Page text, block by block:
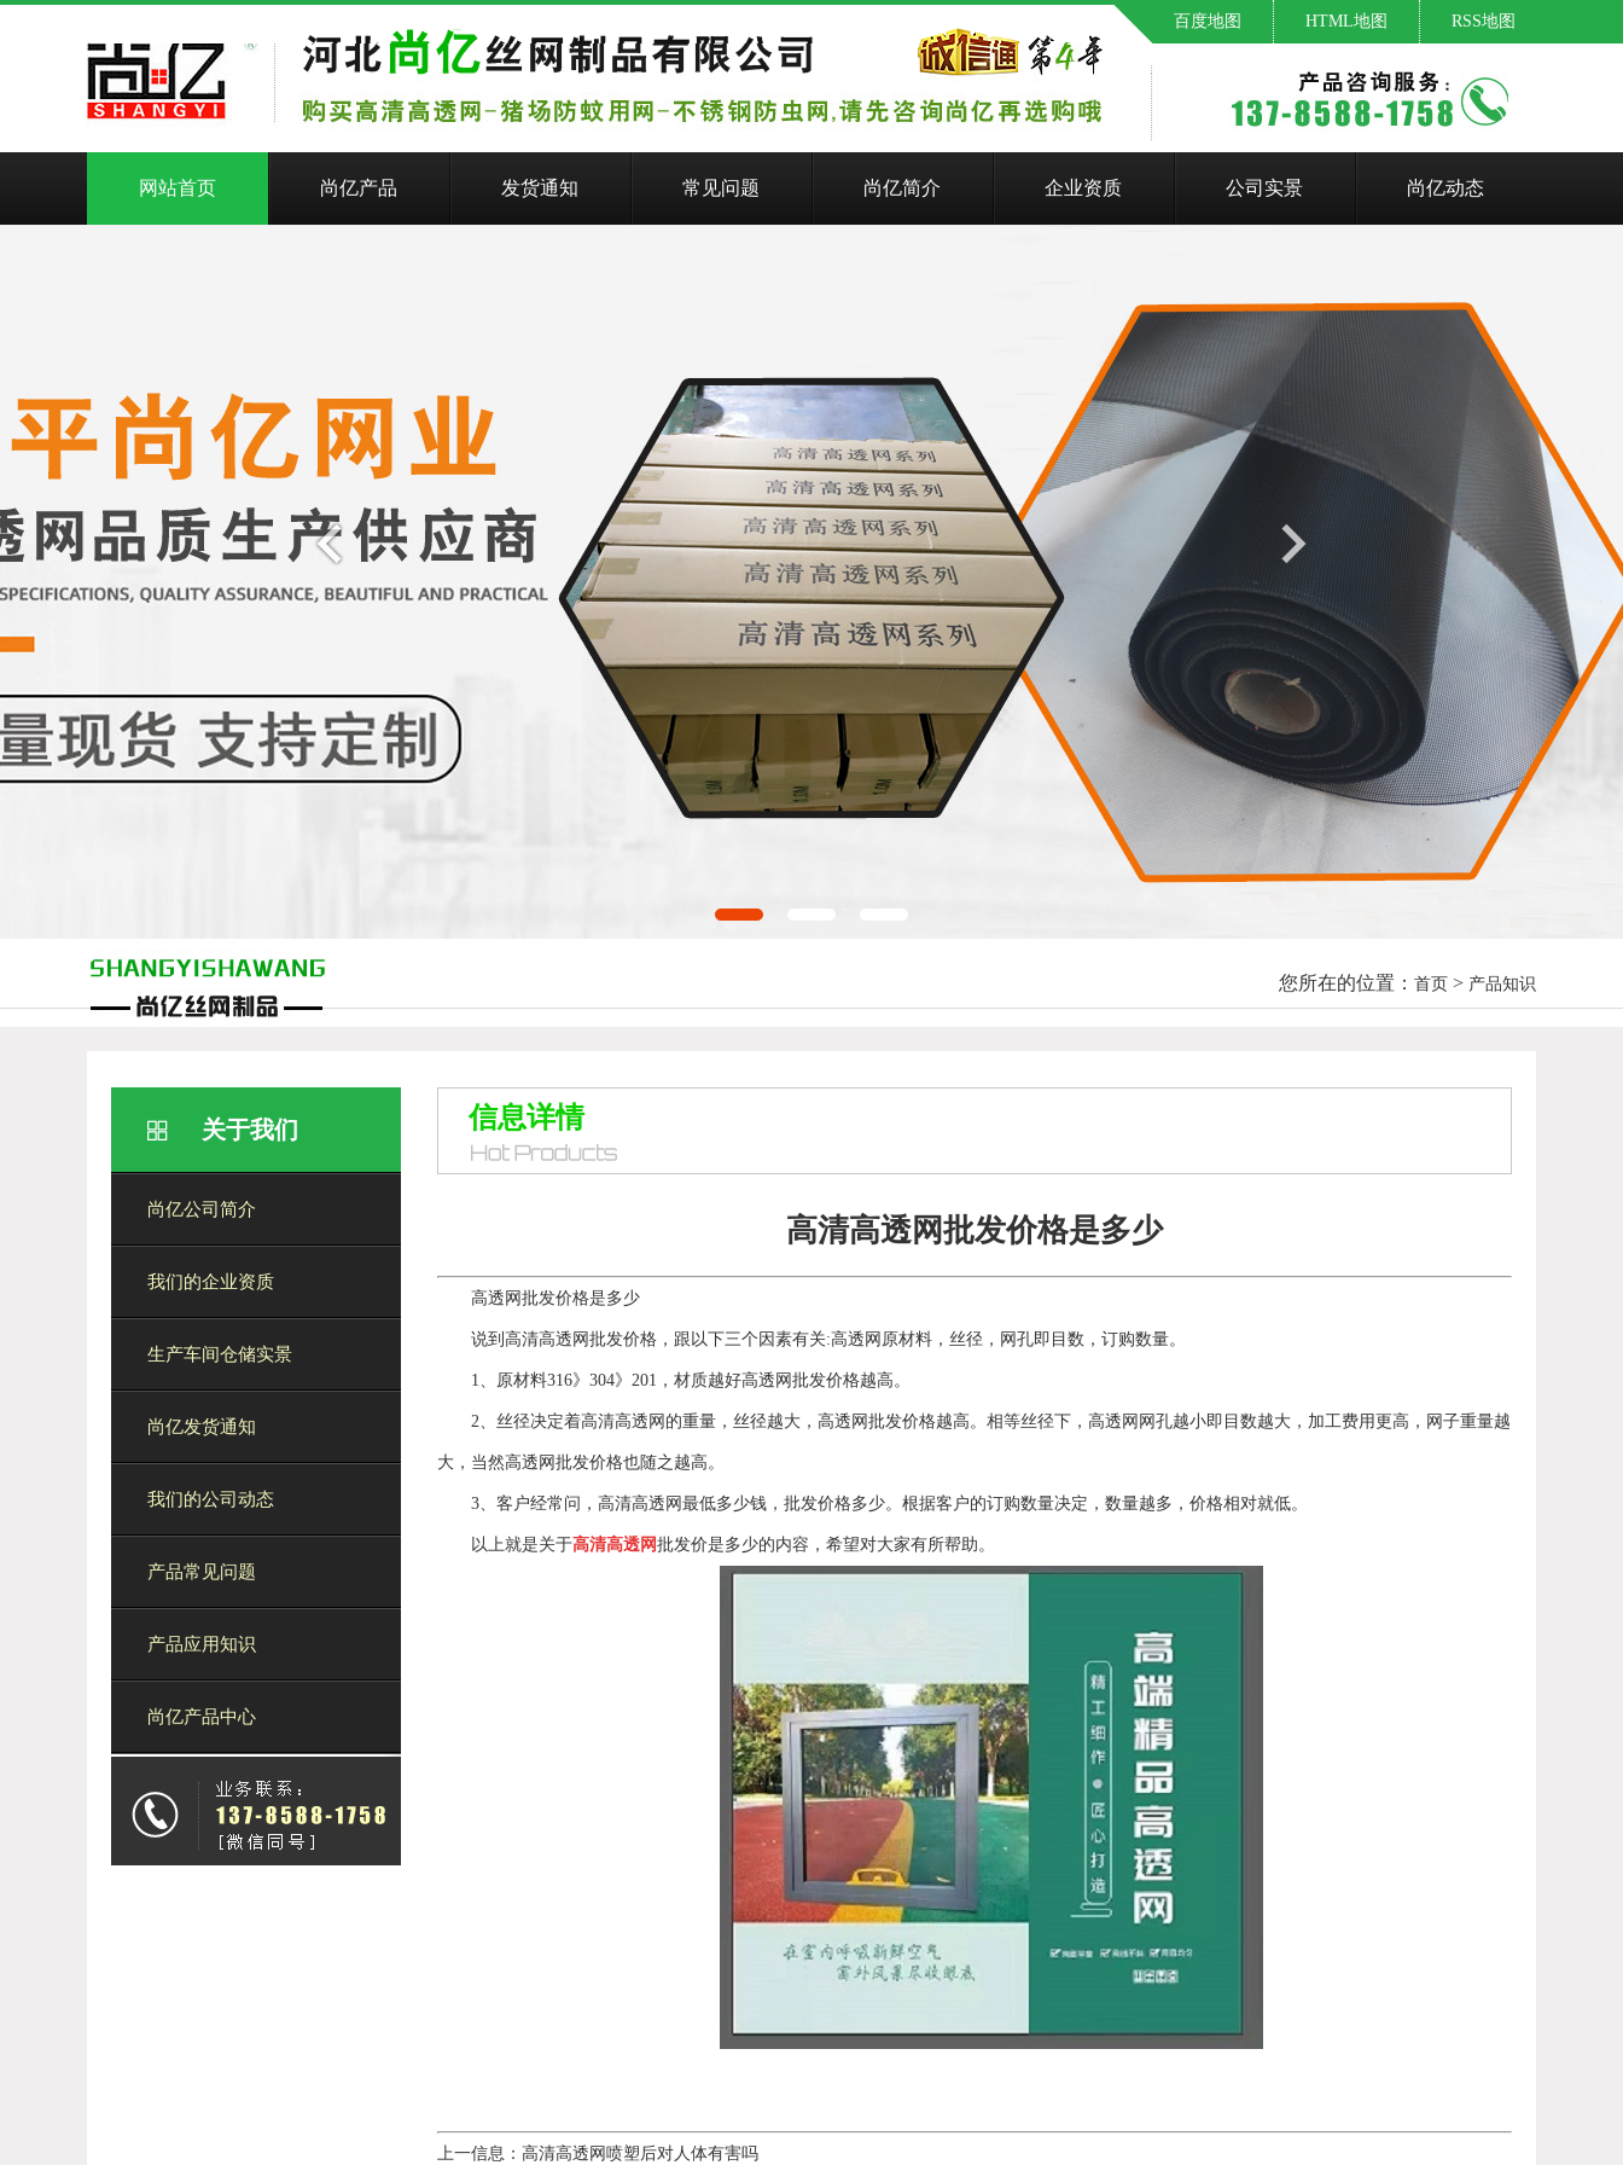
百度地图 HTML地图 RSS地图
网站首页 尚亿产品 发货通知 常见问题 尚亿简介 企业资质 公司实景 尚亿动态
您所在的位置： 首页 > 产品知识
关于我们
尚亿公司简介
我们的企业资质
生产车间仓储实景
尚亿发货通知
我们的公司动态
产品常见问题
产品应用知识
尚亿产品中心
信息详情
​高清高透网批发价格是多少
高透网批发价格是多少
说到高清高透网批发价格，跟以下三个因素有关:高透网原材料，丝径，网孔即目数，订购数量。
1、原材料316》304》201，材质越好高透网批发价格越高。
2、丝径决定着高清高透网的重量，丝径越大，高透网批发价格越高。相等丝径下，高透网网孔越小即目数越大，加工费用更高，网子重量越
大，当然高透网批发价格也随之越高。
3、客户经常问，高清高透网最低多少钱，批发价格多少。根据客户的订购数量决定，数量越多，价格相对就低。
以上就是关于高清高透网批发价是多少的内容，希望对大家有所帮助。
上一信息： 高清高透网喷塑后对人体有害吗